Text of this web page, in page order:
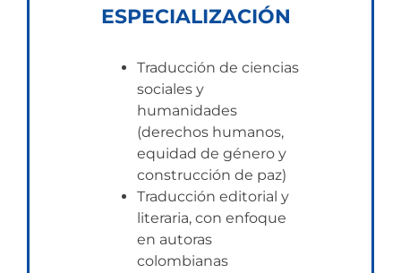
ESPECIALIZACIÓN
Traducción de ciencias
sociales y
humanidades
(derechos humanos,
equidad de género y
construcción de paz)
Traducción editorial y
literaria, con enfoque
en autoras
colombianas